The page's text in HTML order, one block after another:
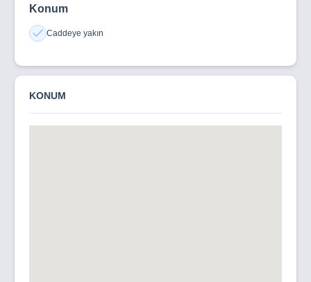
Konum
Caddeye yakın
KONUM